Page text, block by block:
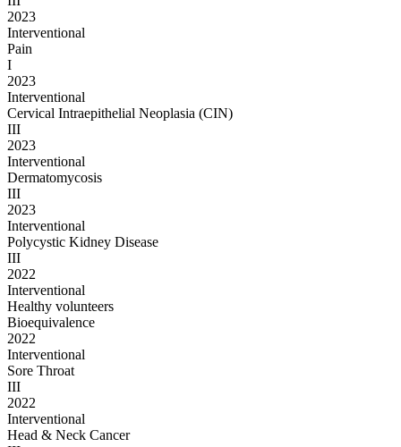
2023
Interventional
Pain
I
2023
Interventional
Cervical Intraepithelial Neoplasia (CIN)
III
2023
Interventional
Dermatomycosis
III
2023
Interventional
Polycystic Kidney Disease
III
2022
Interventional
Healthy volunteers
Bioequivalence
2022
Interventional
Sore Throat
III
2022
Interventional
Head & Neck Cancer